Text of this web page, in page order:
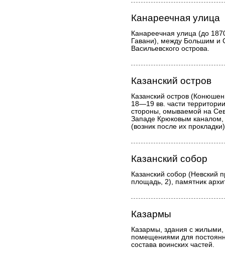
Канареечная улица
Канареечная улица (до
Гавани), между Большим и
Васильевского острова.
Казанский остров
Казанский остров
18—19 вв. части
стороны, омываемой на
Западе Крюковым каналом,
(возник после их
Казанский собор
Казанский собор (Невский
площадь, 2), памятник
Казармы
Казармы, здания с
помещениями для
состава воинских частей.